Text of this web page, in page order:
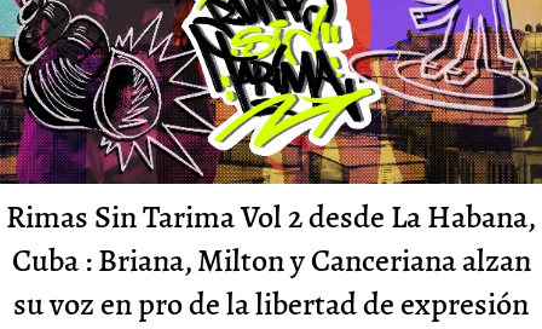
Rimas Sin Tarima Vol 2 desde La Habana,
Cuba : Briana, Milton y Canceriana alzan
su voz en pro de la libertad de expresión